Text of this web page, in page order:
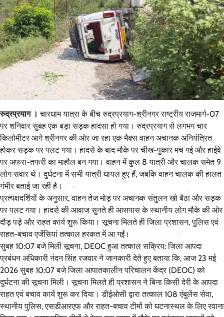
रुद्रप्रयाग । चारधाम यात्रा के बीच रुद्रप्रयाग-श्रीनगर राष्ट्रीय राजमार्ग-07
पर शनिवार सुबह एक बड़ा सड़क हादसा हो गया। रुद्रप्रयाग से लगभग चार
किलोमीटर आगे श्रीनगर की ओर जा रहा एक मैक्स वाहन अचानक अनियंत्रित
होकर सड़क पर पलट गया। हादसे के बाद मौके पर चीख-पुकार मच गई और हाईवे
पर अफरा-तफरी का माहौल बन गया। वाहन में कुल 8 यात्री और चालक समेत 9
लोग सवार थे। दुर्घटना में सभी यात्री घायल हुए हैं, जबकि वाहन चालक की हालत
गंभीर बताई जा रही है।
प्रत्यक्षदर्शियों के अनुसार, वाहन तेज मोड़ पर अचानक संतुलन खो बैठा और सड़क
पर पलट गया। हादसे की आवाज सुनते ही आसपास के स्थानीय लोग मौके की ओर
दौड़ पड़े और राहत कार्य शुरू किया। सूचना मिलते ही जिला प्रशासन, पुलिस एवं
राहत-बचाव एजेंसियां तत्काल हरकत में आ गईं।
सुबह 10:07 बजे मिली सूचना, DEOC हुआ तत्काल सक्रिय: जिला आपदा
प्रबंधन अधिकारी नंदन सिंह रजवार ने जानकारी देते हुए बताया कि, आज 23 मई
2026 सुबह 10:07 बजे जिला आपातकालीन परिचालन केंद्र (DEOC) को
दुर्घटना की सूचना मिली। सूचना मिलते ही प्रशासन ने बिना किसी देरी के आपदा
राहत एवं बचाव कार्य शुरू कर दिया। डीईओसी द्वारा तत्काल 108 एंबुलेंस सेवा,
स्थानीय पुलिस, एसडीआरएफ और राहत-बचाव टीमों को घटनास्थल के लिए रवाना